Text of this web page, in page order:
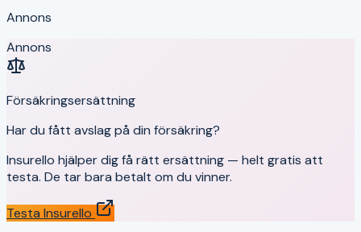
Annons
Annons
Försäkringsersättning
Har du fått avslag på din försäkring?
Insurello hjälper dig få rätt ersättning — helt gratis att
testa. De tar bara betalt om du vinner.
Testa Insurello